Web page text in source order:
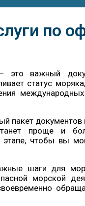
по
важный
статус
пакет документов
проще и
чтобы вы
шаги для
морской